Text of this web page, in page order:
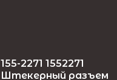
155-2271 1552271
Штекерный разъем